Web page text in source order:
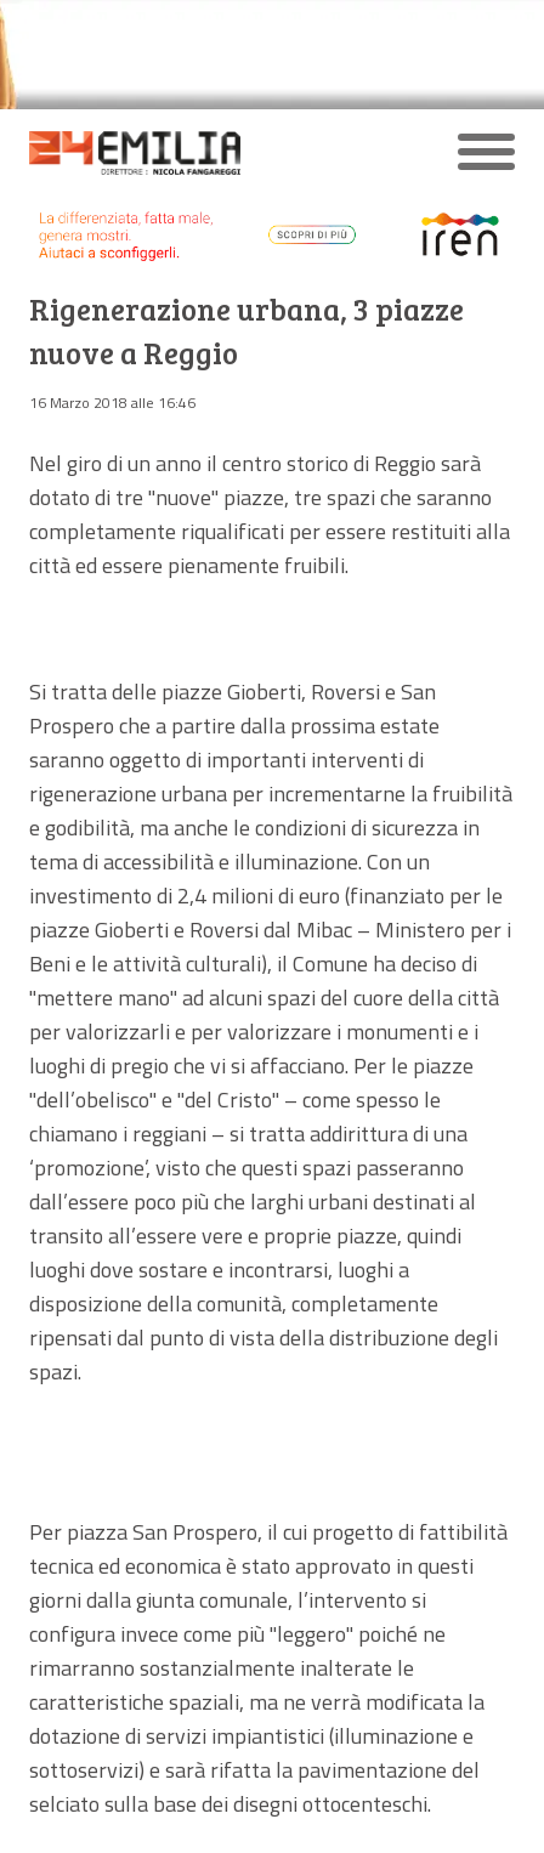
Rigenerazione urbana, 3 piazze
nuove a Reggio
16 Marzo 2018 alle 16:46
Nel giro di un anno il centro storico di Reggio sarà
dotato di tre "nuove" piazze, tre spazi che saranno
completamente riqualificati per essere restituiti alla
città ed essere pienamente fruibili.
Si tratta delle piazze Gioberti, Roversi e San
Prospero che a partire dalla prossima estate
saranno oggetto di importanti interventi di
rigenerazione urbana per incrementarne la fruibilità
e godibilità, ma anche le condizioni di sicurezza in
tema di accessibilità e illuminazione. Con un
investimento di 2,4 milioni di euro (finanziato per le
piazze Gioberti e Roversi dal Mibac – Ministero per i
Beni e le attività culturali), il Comune ha deciso di
"mettere mano" ad alcuni spazi del cuore della città
per valorizzarli e per valorizzare i monumenti e i
luoghi di pregio che vi si affacciano. Per le piazze
"dell’obelisco" e "del Cristo" – come spesso le
chiamano i reggiani – si tratta addirittura di una
‘promozione’, visto che questi spazi passeranno
dall’essere poco più che larghi urbani destinati al
transito all’essere vere e proprie piazze, quindi
luoghi dove sostare e incontrarsi, luoghi a
disposizione della comunità, completamente
ripensati dal punto di vista della distribuzione degli
spazi.
Per piazza San Prospero, il cui progetto di fattibilità
tecnica ed economica è stato approvato in questi
giorni dalla giunta comunale, l’intervento si
configura invece come più "leggero" poiché ne
rimarranno sostanzialmente inalterate le
caratteristiche spaziali, ma ne verrà modificata la
dotazione di servizi impiantistici (illuminazione e
sottoservizi) e sarà rifatta la pavimentazione del
selciato sulla base dei disegni ottocenteschi.